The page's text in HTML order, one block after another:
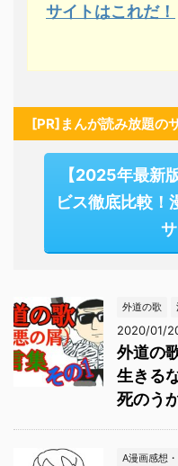
サイトはこれだ！
[PR]まんが読み放題の
【2025年最新
ビス徹底比較！
外道の歌
2020/01/
外道の
生きる
死のう
A漫画感想